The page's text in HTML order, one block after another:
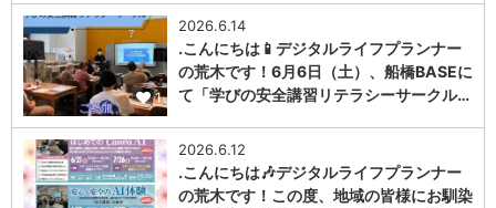
1
2026.6.14
.こんにちは📱デジタルライフプランナー
の荒木です！6月6日（土）、船橋BASEに
て「学びの安全講習リテラシーサークル…
2026.6.12
.こんにちは🎶デジタルライフプランナー
の荒木です！この度、地域の皆様にお馴染